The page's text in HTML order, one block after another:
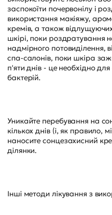
заспокоїти почервонілу і
використання макіяжу,
кремів, а також
шкірі, поки роздратування
надмірного потовиділення,
спа-салонів, поки шкіра
п'яти днів - це необхідно
бактерій.
Уникайте перебування на
кількох днів (і, як
наносите сонцезахисний
ділянки.
Інші методи лікування з